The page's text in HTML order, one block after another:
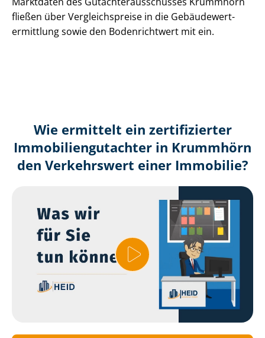
fließen über Ver­gleichs­prei­se in die Ge­bäu­de­wert­
ermitt­lung sowie den Bodenrichtwert mit ein.
Wie ermittelt ein zertifizierter
Immobilien­gutachter in Krummhörn
den Verkehrswert einer Immobilie?